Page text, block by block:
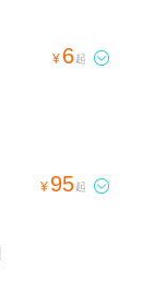
¥ 6起 
¥ 95起 